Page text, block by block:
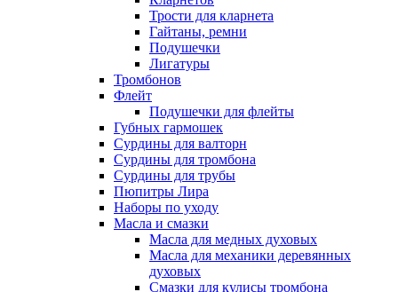
Трости для кларнета
Гайтаны, ремни
Подушечки
Лигатуры
Тромбонов
Флейт
Подушечки для флейты
Губных гармошек
Сурдины для валторн
Сурдины для тромбона
Сурдины для трубы
Пюпитры Лира
Наборы по уходу
Масла и смазки
Масла для медных духовых
Масла для механики деревянных
духовых
Смазки для кулисы тромбона